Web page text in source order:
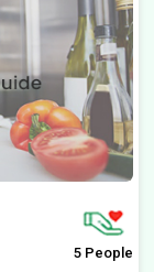
5 People